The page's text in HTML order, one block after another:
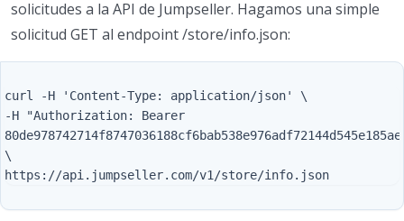
solicitudes a la API de Jumpseller. Hagamos una simple
solicitud GET al endpoint /store/info.json:
curl -H 'Content-Type: application/json' \
-H "Authorization: Bearer
\